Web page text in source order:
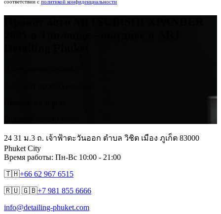
соответствии с политикой конфиденциальности
24 31 ม.3 ถ. เจ้าฟ้าตะวันออก ตำบล วิชิต เมือง ภูเก็ต 83000
Phuket City
Время работы: Пн-Вс 10:00 - 21:00
🇹🇭+66 62 967 6515
🇷🇺 🇬🇧+7 981 855 6666
info@detailing-phuket.com